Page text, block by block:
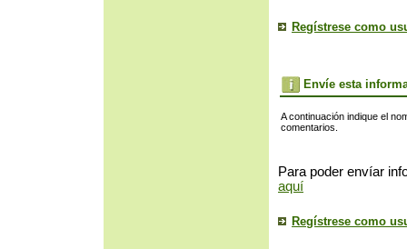
Regístrese como
Envíe esta
A continuación indique el
comentarios.
Para poder envíar
aquí
Regístrese como